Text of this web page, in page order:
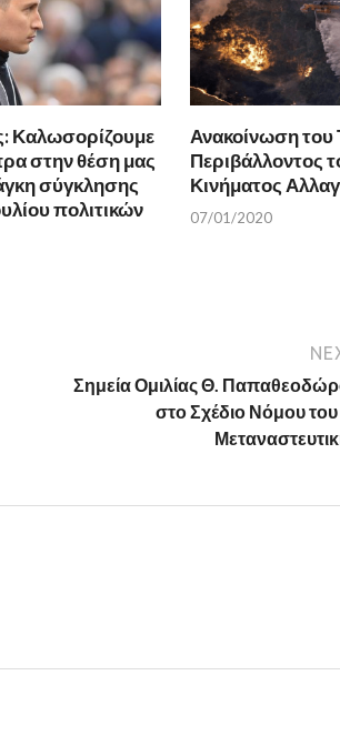
Καλωσορίζουμε
στην θέση μας
σύγκλησης
πολιτικών
Ανακοίνωση του
Περιβάλλοντος
Κινήματος
07/01/2020
Σημεία Ομιλίας Θ.
στο Σχέδιο Νόμου